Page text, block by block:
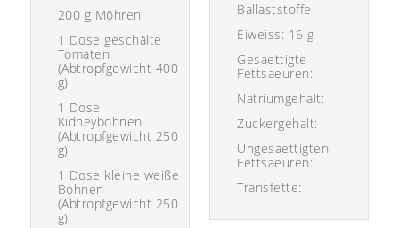
Ballaststoffe:
Eiweiss: 16 g
Gesaettigte
Fettsaeuren:
Natriumgehalt:
Zuckergehalt:
Ungesaettigten
Fettsaeuren:
Transfette:
200 g Möhren
1 Dose geschälte
Tomaten
(Abtropfgewicht 400
g)
1 Dose
Kidneybohnen
(Abtropfgewicht 250
g)
1 Dose kleine weiße
Bohnen
(Abtropfgewicht 250
g)